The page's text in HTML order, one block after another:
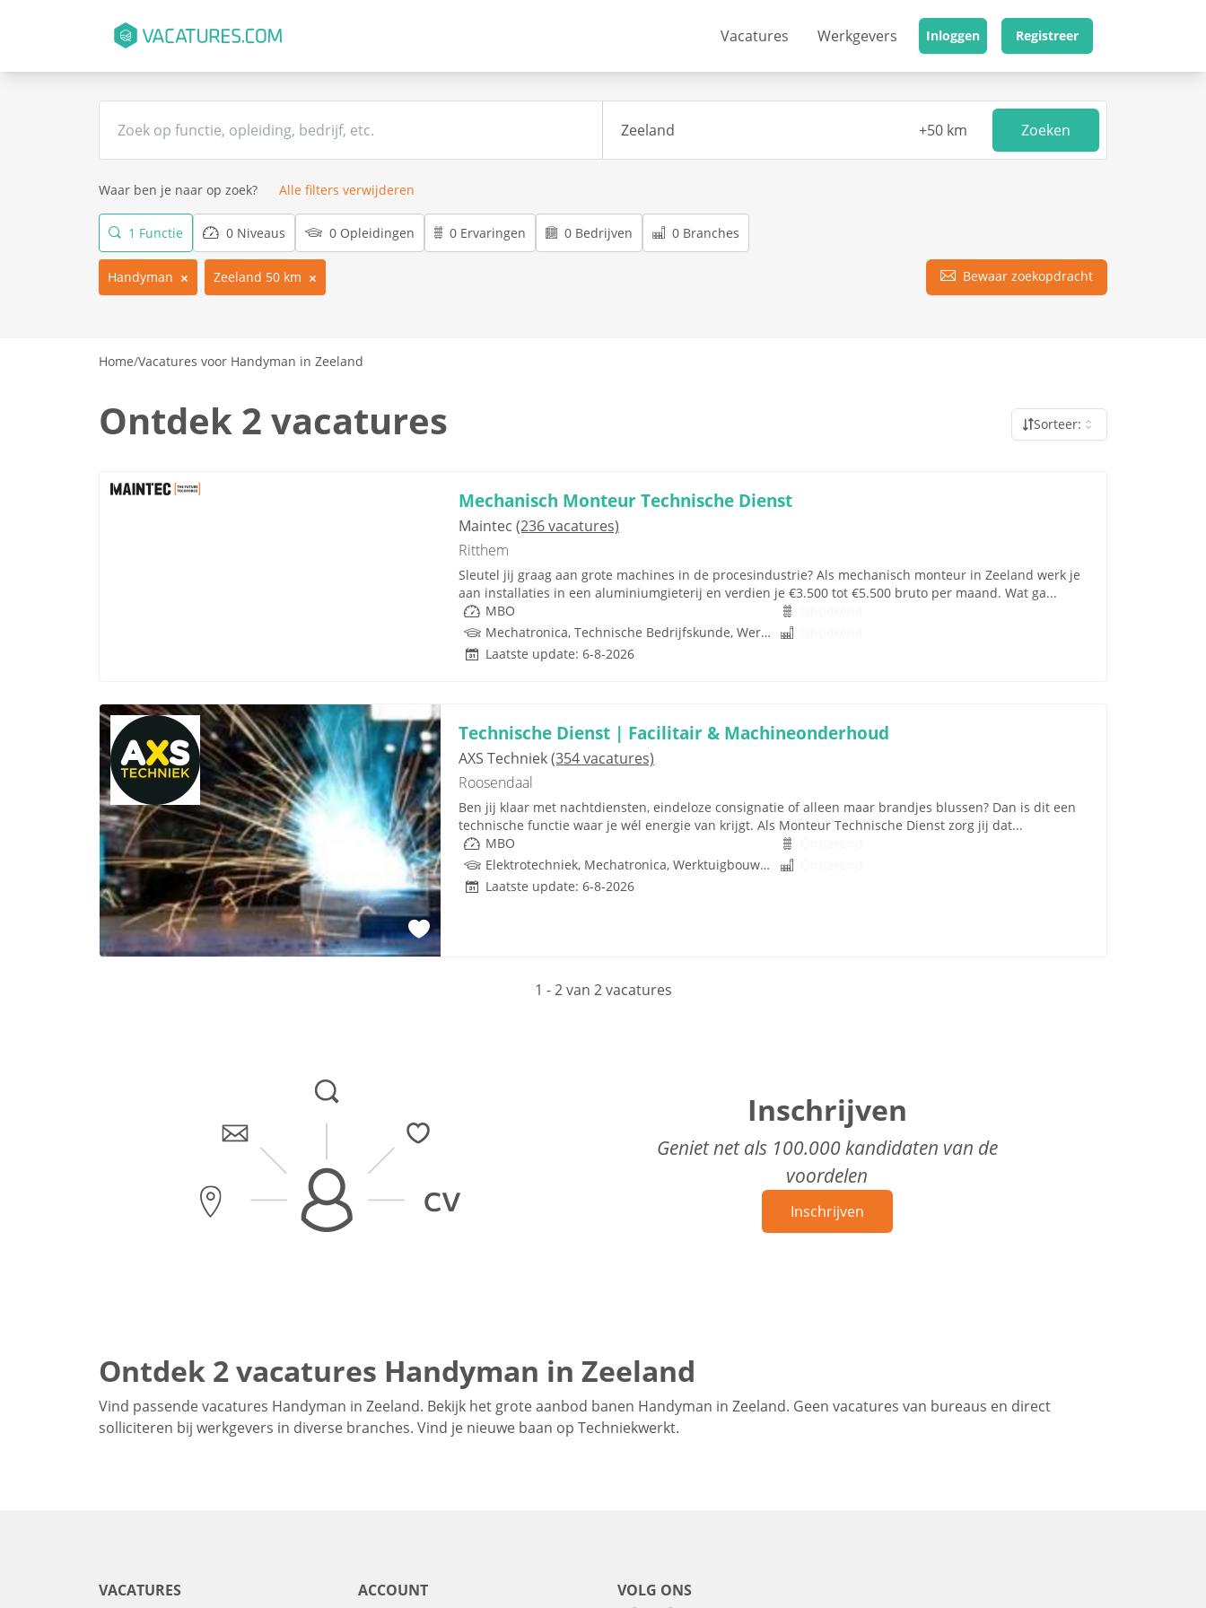
Vacatures Werkgevers Inloggen Registreer
Zoeken
Waar ben je naar op zoek? Alle filters verwijderen
1 Functie 0 Niveaus 0 Opleidingen 0 Ervaringen 0 Bedrijven 0 Branches
Handyman Zeeland 50 km Bewaar zoekopdracht
Home/Vacatures voor Handyman in Zeeland
Ontdek 2 vacatures Sorteer:
Mechanisch Monteur Technische Dienst
Maintec (236 vacatures)
Ritthem
Sleutel jij graag aan grote machines in de procesindustrie? Als mechanisch monteur in Zeeland werk je
aan installaties in een aluminiumgieterij en verdien je €3.500 tot €5.500 bruto per maand. Wat ga...
MBO
Mechatronica, Technische Bedrijfskunde, Werktuigbouwkunde, Procestechnologie
Laatste update: 6-8-2026
Technische Dienst | Facilitair & Machineonderhoud
AXS Techniek(354 vacatures)
Roosendaal
Ben jij klaar met nachtdiensten, eindeloze consignatie of alleen maar brandjes blussen? Dan is dit een
technische functie waar je wél energie van krijgt. Als Monteur Technische Dienst zorg jij dat...
MBO
Elektrotechniek, Mechatronica, Werktuigbouwkunde, Gebouwgebonden installaties, Techniek
Laatste update: 6-8-2026
1 - 2 van 2 vacatures
Inschrijven
Geniet net als 100.000 kandidaten van de
voordelen
Inschrijven
Ontdek 2 vacatures Handyman in Zeeland
Vind passende vacatures Handyman in Zeeland. Bekijk het grote aanbod banen Handyman in Zeeland. Geen vacatures van bureaus en direct
solliciteren bij werkgevers in diverse branches. Vind je nieuwe baan op Techniekwerkt.
VACATURES
ACCOUNT
VOLG ONS